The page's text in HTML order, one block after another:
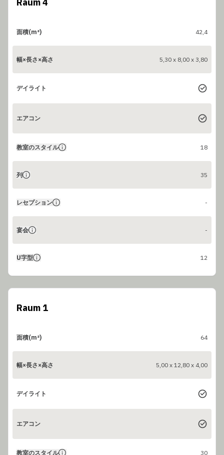
面積(m²) 42,4
幅×長さ×高さ 5,30 x 8,00 x 3,80
デイライト
エアコン
教室のスタイル 18
列 35
レセプション -
宴会 -
U字型 12
Raum 1
面積(m²) 64
幅×長さ×高さ 5,00 x 12,80 x 4,00
デイライト
エアコン
教室のスタイル 30